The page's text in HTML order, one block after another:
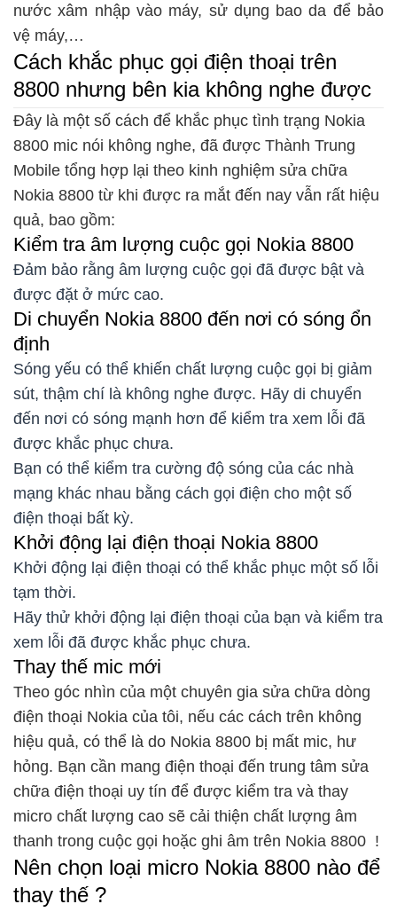
nước xâm nhập vào máy, sử dụng bao da để bảo
vệ máy,…
Cách khắc phục gọi điện thoại trên
8800 nhưng bên kia không nghe được
Đây là một số cách để khắc phục tình trạng Nokia
8800 mic nói không nghe, đã được Thành Trung
Mobile tổng hợp lại theo kinh nghiệm sửa chữa
Nokia 8800 từ khi được ra mắt đến nay vẫn rất hiệu
quả, bao gồm:
Kiểm tra âm lượng cuộc gọi Nokia 8800
Đảm bảo rằng âm lượng cuộc gọi đã được bật và
được đặt ở mức cao.
Di chuyển Nokia 8800 đến nơi có sóng ổn
định
Sóng yếu có thể khiến chất lượng cuộc gọi bị giảm
sút, thậm chí là không nghe được. Hãy di chuyển
đến nơi có sóng mạnh hơn để kiểm tra xem lỗi đã
được khắc phục chưa.
Bạn có thể kiểm tra cường độ sóng của các nhà
mạng khác nhau bằng cách gọi điện cho một số
điện thoại bất kỳ.
Khởi động lại điện thoại Nokia 8800
Khởi động lại điện thoại có thể khắc phục một số lỗi
tạm thời.
Hãy thử khởi động lại điện thoại của bạn và kiểm tra
xem lỗi đã được khắc phục chưa.
Thay thế mic mới
Theo góc nhìn của một chuyên gia sửa chữa dòng
điện thoại Nokia của tôi, nếu các cách trên không
hiệu quả, có thể là do Nokia 8800 bị mất mic, hư
hỏng. Bạn cần mang điện thoại đến trung tâm sửa
chữa điện thoại uy tín để được kiểm tra và thay
micro chất lượng cao sẽ cải thiện chất lượng âm
thanh trong cuộc gọi hoặc ghi âm trên Nokia 8800 !
Nên chọn loại micro Nokia 8800 nào để
thay thế ?